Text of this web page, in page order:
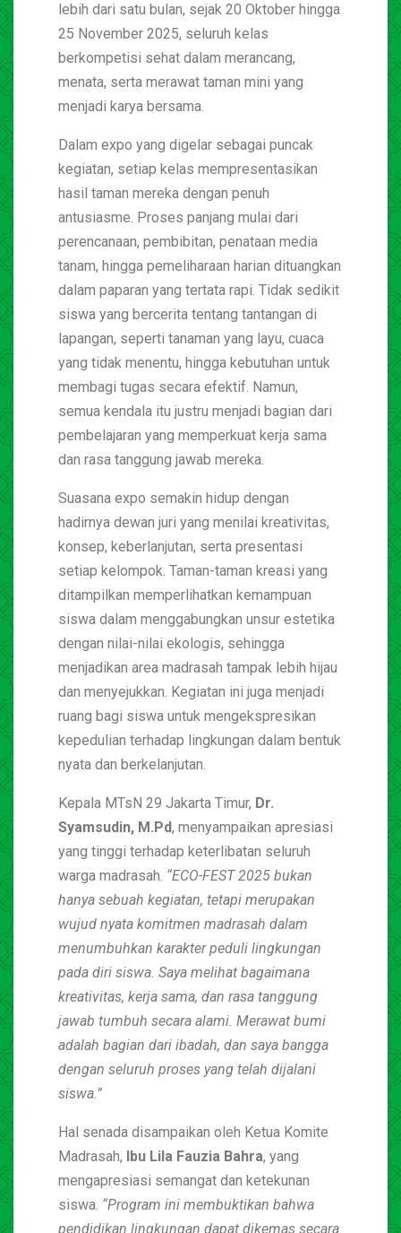
lebih dari satu bulan, sejak 20 Oktober hingga
25 November 2025, seluruh kelas
berkompetisi sehat dalam merancang,
menata, serta merawat taman mini yang
menjadi karya bersama.
Dalam expo yang digelar sebagai puncak
kegiatan, setiap kelas mempresentasikan
hasil taman mereka dengan penuh
antusiasme. Proses panjang mulai dari
perencanaan, pembibitan, penataan media
tanam, hingga pemeliharaan harian dituangkan
dalam paparan yang tertata rapi. Tidak sedikit
siswa yang bercerita tentang tantangan di
lapangan, seperti tanaman yang layu, cuaca
yang tidak menentu, hingga kebutuhan untuk
membagi tugas secara efektif. Namun,
semua kendala itu justru menjadi bagian dari
pembelajaran yang memperkuat kerja sama
dan rasa tanggung jawab mereka.
Suasana expo semakin hidup dengan
hadirnya dewan juri yang menilai kreativitas,
konsep, keberlanjutan, serta presentasi
setiap kelompok. Taman-taman kreasi yang
ditampilkan memperlihatkan kemampuan
siswa dalam menggabungkan unsur estetika
dengan nilai-nilai ekologis, sehingga
menjadikan area madrasah tampak lebih hijau
dan menyejukkan. Kegiatan ini juga menjadi
ruang bagi siswa untuk mengekspresikan
kepedulian terhadap lingkungan dalam bentuk
nyata dan berkelanjutan.
Kepala MTsN 29 Jakarta Timur, Dr.
Syamsudin, M.Pd, menyampaikan apresiasi
yang tinggi terhadap keterlibatan seluruh
warga madrasah. “ECO-FEST 2025 bukan
hanya sebuah kegiatan, tetapi merupakan
wujud nyata komitmen madrasah dalam
menumbuhkan karakter peduli lingkungan
pada diri siswa. Saya melihat bagaimana
kreativitas, kerja sama, dan rasa tanggung
jawab tumbuh secara alami. Merawat bumi
adalah bagian dari ibadah, dan saya bangga
dengan seluruh proses yang telah dijalani
siswa.”
Hal senada disampaikan oleh Ketua Komite
Madrasah,
Ibu Lila Fauzia Bahra, yang
mengapresiasi semangat dan ketekunan
siswa. “Program ini membuktikan bahwa
pendidikan lingkungan dapat dikemas secara